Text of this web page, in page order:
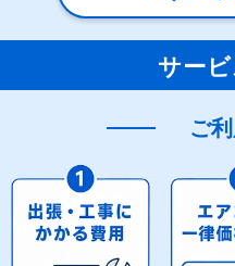
サー
ご